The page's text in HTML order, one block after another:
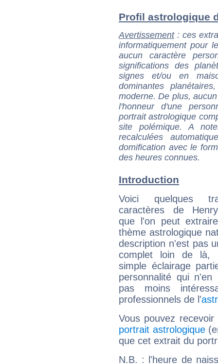
Profil astrologique
Avertissement: ces
informatiquement pour
aucun caractère
significations des
signes et/ou en
dominantes
moderne. De plus,
l'honneur d'une
portrait astrologique
site polémique. A
recalculées
domification avec le
des heures connues.
Introduction
Voici quelques
caractères de
que l'on peut
thème astrologique
description n'est pas
complet loin de là,
simple éclairage
personnalité qui n'en
pas moins
professionnels de l'
Vous pouvez
portrait astrologique
que cet extrait du
N.B. : l'heure de